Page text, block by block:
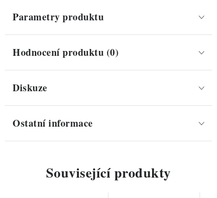
Parametry produktu
Hodnocení produktu (0)
Diskuze
Ostatní informace
Související produkty